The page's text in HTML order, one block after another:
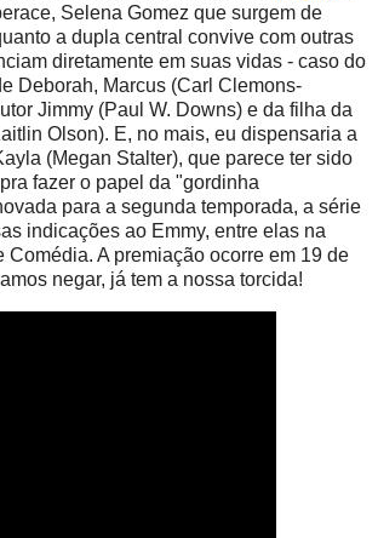
Selena Gomez que surgem de
a dupla central convive com outras
diretamente em suas vidas - caso do
Deborah, Marcus (Carl Clemons-
Jimmy (Paul W. Downs) e da filha da
Olson). E, no mais, eu dispensaria a
(Megan Stalter), que parece ter sido
fazer o papel da "gordinha
para a segunda temporada, a série
indicações ao Emmy, entre elas na
Comédia. A premiação ocorre em 19 de
negar, já tem a nossa torcida!